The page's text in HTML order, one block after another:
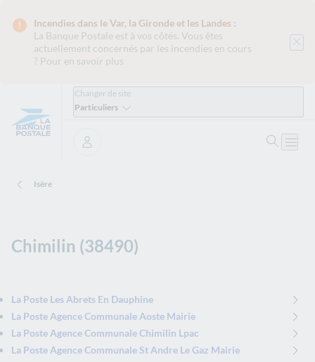
Incendies dans le Var, la Gironde et les Landes :
La Banque Postale est à vos côtés. Vous êtes
actuellement concernés par les incendies en cours
? Pour en savoir plus
Changer de site
Particuliers
Se connecter
Isère
Chimilin (38490)
La Poste Les Abrets En Dauphine
La Poste Agence Communale Aoste Mairie
La Poste Agence Communale Chimilin Lpac
La Poste Agence Communale St Andre Le Gaz Mairie